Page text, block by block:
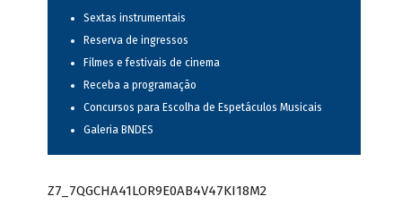
Sextas instrumentais
Reserva de ingressos
Filmes e festivais de cinema
Receba a programação
Concursos para Escolha de Espetáculos Musicais
Galeria BNDES
Z7_7QGCHA41LOR9E0AB4V47KI18M2